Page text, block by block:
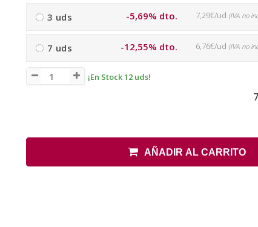
3 uds -5,69% dto. 7,29€/ud (IVA no
7 uds -12,55% dto. 6,76€/ud (IVA no
¡En Stock 12 uds!
AÑADIR AL CARRITO